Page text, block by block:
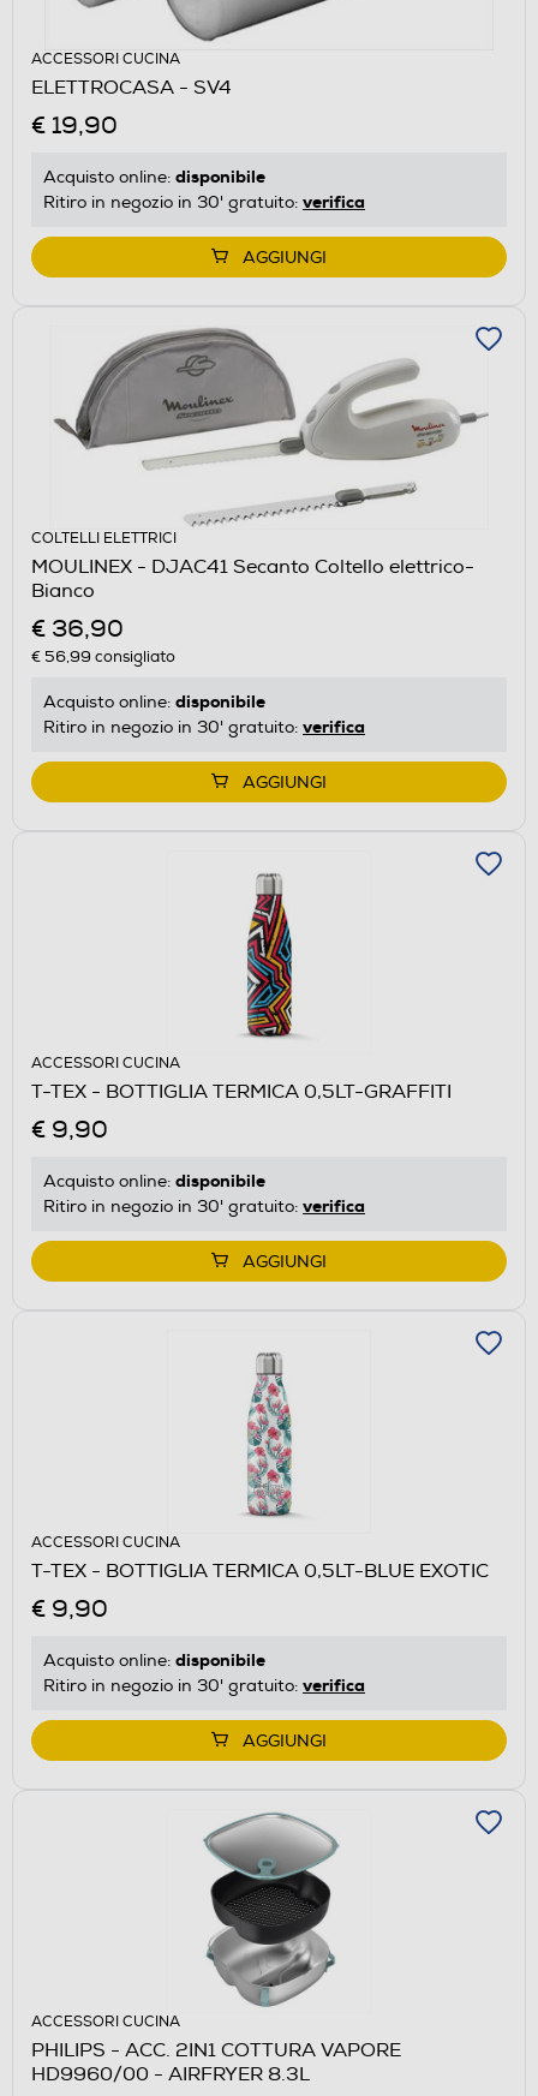
ACCESSORI CUCINA
ELETTROCASA - SV4
€ 19,90
Acquisto online: disponibile
Ritiro in negozio in 30' gratuito: verifica
AGGIUNGI
COLTELLI ELETTRICI
MOULINEX - DJAC41 Secanto Coltello elettrico-
Bianco
€ 36,90
€ 56,99 consigliato
Acquisto online: disponibile
Ritiro in negozio in 30' gratuito: verifica
AGGIUNGI
ACCESSORI CUCINA
T-TEX - BOTTIGLIA TERMICA 0,5LT-GRAFFITI
€ 9,90
Acquisto online: disponibile
Ritiro in negozio in 30' gratuito: verifica
AGGIUNGI
ACCESSORI CUCINA
T-TEX - BOTTIGLIA TERMICA 0,5LT-BLUE EXOTIC
€ 9,90
Acquisto online: disponibile
Ritiro in negozio in 30' gratuito: verifica
AGGIUNGI
ACCESSORI CUCINA
PHILIPS - ACC. 2IN1 COTTURA VAPORE
HD9960/00 - AIRFRYER 8.3L